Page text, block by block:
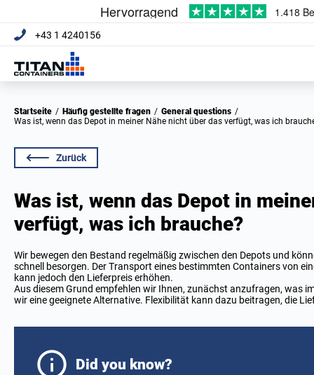
+43 1 4240156
Startseite / Häufig gestellte fragen / General questions /
Was ist, wenn das Depot in meiner Nähe nicht über das verfügt, was ich
Zurück
Was ist, wenn das Depot in
verfügt, was ich brauche?
Wir bewegen den Bestand regelmäßig zwischen den Depots und
schnell besorgen. Der Transport eines bestimmten Containers von
kann jedoch den Lieferpreis erhöhen.
Aus diesem Grund empfehlen wir Ihnen, zunächst anzufragen, was
wir eine geeignete Alternative. Flexibilität kann dazu beitragen, die
Did you know?